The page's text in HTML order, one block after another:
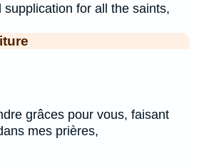
supplication for all the saints,
grâces pour vous, faisant
mes prières,